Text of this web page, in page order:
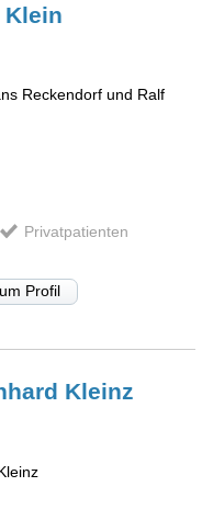
Klein
Reckendorf und Ralf
Privatpatienten
Profil
Kleinz